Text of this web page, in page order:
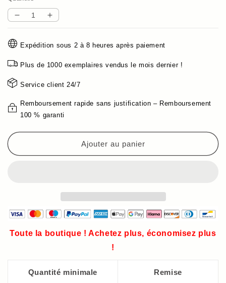
Réduire
quantité
(ACHETER
OBTENIR
GRATUIT) -
-
porte-
en
Wotian
Augmenter
quantité
(ACHETER
OBTENIR
GRATUIT) -
-
bonheur
en
d&#39;or
Wotian
Expédition sous 2 à 8 heures après paiement
Plus de 1000 exemplaires vendus le mois dernier !
Service client 24/7
Remboursement rapide sans justification – Remboursement
100 % garanti
Ajouter au panier
Toute la boutique ! Achetez plus, économisez plus
!
Quantité minimale Remise